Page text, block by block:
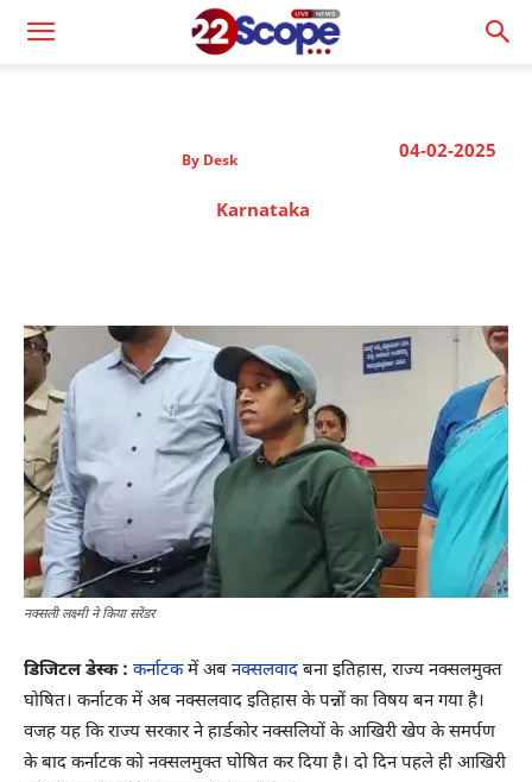
04-02-2025
By Desk
Karnataka
नक्सली लक्ष्मी ने किया सरेंडर
डिजिटल डेस्क : कर्नाटकमें अब नक्सलवाद बना इतिहास, राज्य नक्सलमुक्त
घोषित। कर्नाटक में अब नक्सलवाद इतिहास के पन्नों का विषय बन गया है।
वजह यह कि राज्य सरकार ने हार्डकोर नक्सलियों के आखिरी खेप के समर्पण
के बाद कर्नाटक को नक्सलमुक्त घोषित कर दिया है। दो दिन पहले ही आखिरी